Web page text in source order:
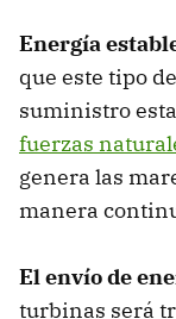
Energía
que este tipo
suministro
fuerzas
genera las
manera
El envío de
turbinas será